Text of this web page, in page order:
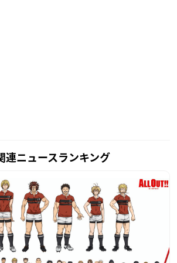
連ニュースランキング